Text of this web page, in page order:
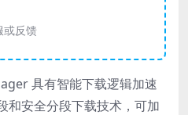
或反馈
具有智能下载逻辑加速
和安全分段下载技术，可加